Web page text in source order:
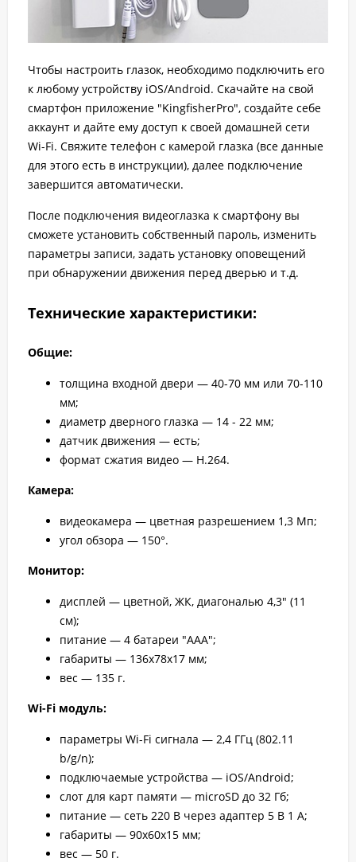
Чтобы настроить глазок, необходимо подключить его
к любому устройству iOS/Android. Скачайте на свой
смартфон приложение "KingfisherPro", создайте себе
аккаунт и дайте ему доступ к своей домашней сети
Wi-Fi. Свяжите телефон с камерой глазка (все данные
для этого есть в инструкции), далее подключение
завершится автоматически.
После подключения видеоглазка к смартфону вы
сможете установить собственный пароль, изменить
параметры записи, задать установку оповещений
при обнаружении движения перед дверью и т.д.
Технические характеристики:
Общие:
толщина входной двери — 40-70 мм или 70-110
мм;
диаметр дверного глазка — 14 - 22 мм;
датчик движения — есть;
формат сжатия видео — H.264.
Камера:
видеокамера — цветная разрешением 1,3 Мп;
угол обзора — 150°.
Монитор:
дисплей — цветной, ЖК, диагональю 4,3" (11
см);
питание — 4 батареи "ААА";
габариты — 136х78х17 мм;
вес — 135 г.
Wi-Fi модуль:
параметры Wi-Fi сигнала — 2,4 ГГц (802.11
b/g/n);
подключаемые устройства — iOS/Android;
слот для карт памяти — microSD до 32 Гб;
питание — сеть 220 В через адаптер 5 В 1 А;
габариты — 90х60х15 мм;
вес — 50 г.